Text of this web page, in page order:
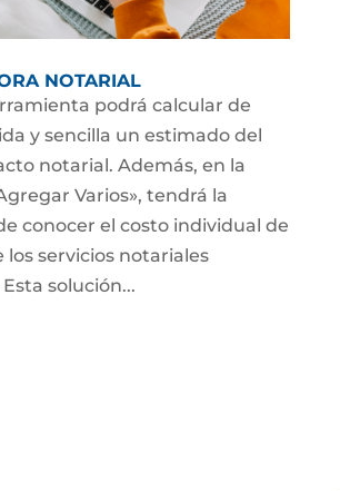
NOTARIAL
podrá calcular de
y sencilla un estimado del
notarial. Además, en la
Varios», tendrá la
conocer el costo individual de
los servicios notariales
solución...